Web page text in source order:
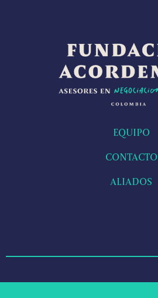
EQUIPO
CONTACTO
ALIADOS